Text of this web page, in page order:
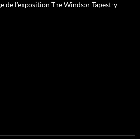
de l’exposition The Windsor Tapestry